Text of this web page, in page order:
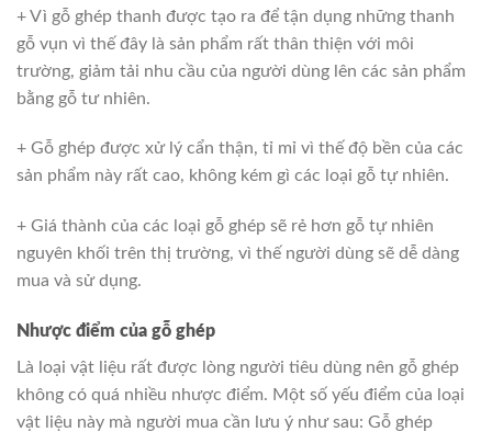
+ Vì gỗ ghép thanh được tạo ra để tận dụng những thanh
gỗ vụn vì thế đây là sản phẩm rất thân thiện với môi
trường, giảm tải nhu cầu của người dùng lên các sản phẩm
bằng gỗ tư nhiên.
+ Gỗ ghép được xử lý cẩn thận, tỉ mỉ vì thế độ bền của các
sản phẩm này rất cao, không kém gì các loại gỗ tự nhiên.
+ Giá thành của các loại gỗ ghép sẽ rẻ hơn gỗ tự nhiên
nguyên khối trên thị trường, vì thế người dùng sẽ dễ dàng
mua và sử dụng.
Nhược điểm của gỗ ghép
Là loại vật liệu rất được lòng người tiêu dùng nên gỗ ghép
không có quá nhiều nhược điểm. Một số yếu điểm của loại
vật liệu này mà người mua cần lưu ý như sau: Gỗ ghép